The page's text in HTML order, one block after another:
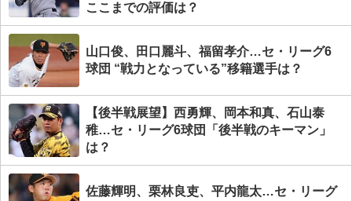
ここまでの評価は？
山口俊、田口麗斗、福留孝介…セ・リーグ6
球団 “戦力となっている”移籍選手は？
【後半戦展望】西勇輝、岡本和真、石山泰
稚…セ・リーグ6球団「後半戦のキーマン」
は？
佐藤輝明、栗林良吏、平内龍太…セ・リーグ